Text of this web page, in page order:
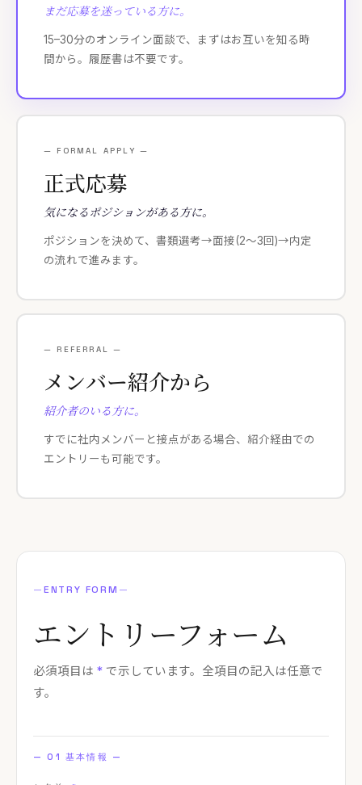
まだ応募を迷っている方に。
15–30分のオンライン面談で、まずはお互いを知る時
間から。履歴書は不要です。
— FORMAL APPLY —
正式応募
気になるポジションがある方に。
ポジションを決めて、書類選考→面接(2〜3回)→内定
の流れで進みます。
— REFERRAL —
メンバー紹介から
紹介者のいる方に。
すでに社内メンバーと接点がある場合、紹介経由での
エントリーも可能です。
—ENTRY FORM —
エントリーフォーム
必須項目は * で示しています。全項目の記入は任意で
す。
— 01 基本情報 —